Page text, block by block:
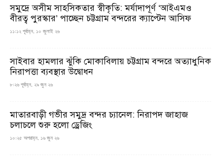
সমুদ্রে অসীম সাহসিকতার স্বীকৃতি: মর্যাদাপূর্ণ ‘আইএমও
বীরত্ব পুরস্কার’ পাচ্ছেন চট্টগ্রাম বন্দরের ক্যাপ্টেন আসিফ
১১:১২ পূর্বাহ্ন, ১০ জুলাই ২৬
সাইবার হামলার ঝুঁকি মোকাবিলায় চট্টগ্রাম বন্দরে অত্যাধুনিক
নিরাপত্তা ব্যবস্থার উদ্বোধন
৮:২৬ পূর্বাহ্ন, ২৯ জুন ২৬
মাতারবাড়ী গভীর সমুদ্র বন্দর চ্যানেল: নিরাপদ জাহাজ
চলাচলে শুরু হলো ড্রেজিং
১০:২৫ অপরাহ্ন, ১৬ জুন ২৬